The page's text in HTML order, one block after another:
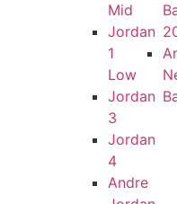
Mid
Jordan
1
Low
Jordan
3
Jordan
4
Andre